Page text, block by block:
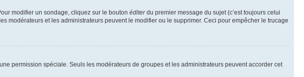
modifier un sondage, cliquez sur le bouton éditerdu premier message du sujet (c’est toujours celui
modérateurs et les administrateurs peuvent le modifier ou le supprimer. Ceci pour empêcher le trucage
permission spéciale. Seuls les modérateurs de groupes et les administrateurs peuvent accorder cet